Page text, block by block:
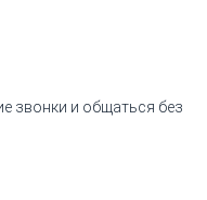
звонки и общаться без